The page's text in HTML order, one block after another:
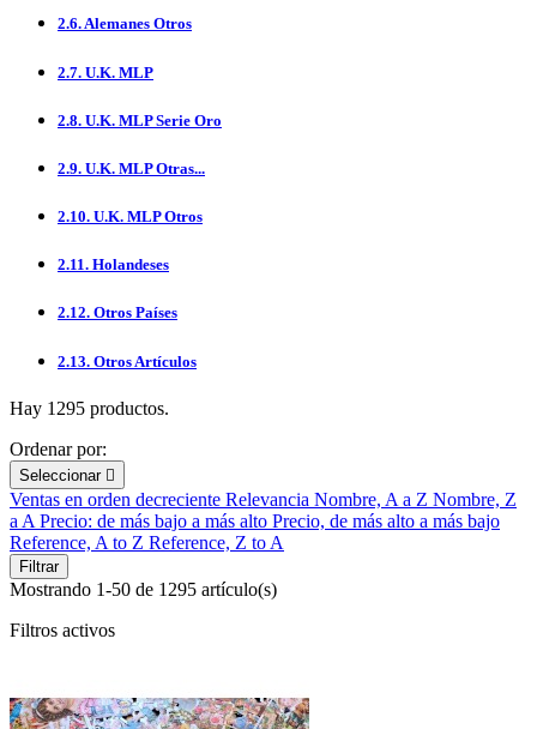
2.6. Alemanes Otros
2.7. U.K. MLP
2.8. U.K. MLP Serie Oro
2.9. U.K. MLP Otras...
2.10. U.K. MLP Otros
2.11. Holandeses
2.12. Otros Países
2.13. Otros Artículos
Hay 1295 productos.
Ordenar por:
Seleccionar 
Ventas en orden decreciente Relevancia Nombre, A a Z Nombre, Z
a A Precio: de más bajo a más alto Precio, de más alto a más bajo
Reference, A to Z Reference, Z to A
Filtrar
Mostrando 1-50 de 1295 artículo(s)
Filtros activos